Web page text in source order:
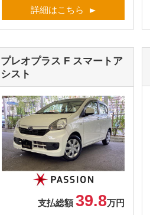
詳細はこちら
プレオプラス F スマートア
シスト
支払総額39.8万円